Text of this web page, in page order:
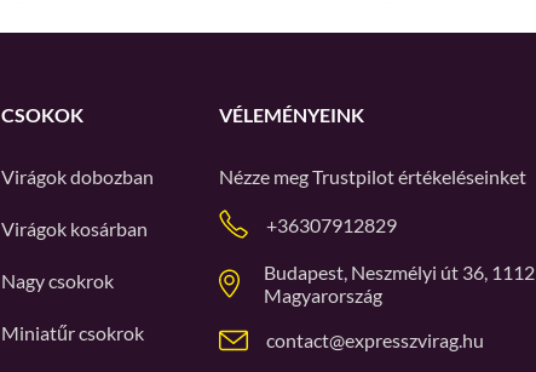
CSOKOK
Virágok dobozban
Virágok kosárban
Nagy csokrok
Miniatűr csokrok
VÉLEMÉNYEINK
Nézze megTrustpilotértékeléseinket
+36307912829
Budapest, Neszmélyi út 36, 1112
Magyarország
contact@expresszvirag.hu